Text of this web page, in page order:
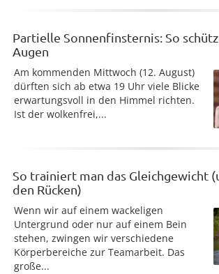
Partielle Sonnenfinsternis: So
Augen
Am kommenden Mittwoch (12. August)
dürften sich ab etwa 19 Uhr viele Blicke
erwartungsvoll in den Himmel richten.
Ist der wolkenfrei,...
So trainiert man das Gleichgewicht
den Rücken)
Wenn wir auf einem wackeligen
Untergrund oder nur auf einem Bein
stehen, zwingen wir verschiedene
Körperbereiche zur Teamarbeit. Das
große...